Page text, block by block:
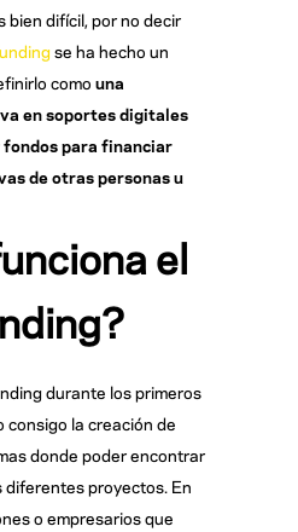
bien difícil, por no decir
se ha hecho un
como una
en soportes digitales
fondos para financiar
de otras personas u
el
durante los primeros
consigo la creación de
donde poder encontrar
proyectos. En
o empresarios que